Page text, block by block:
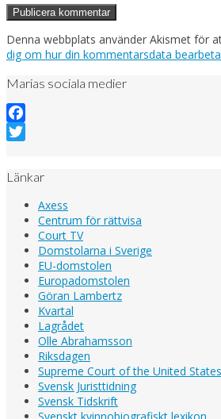
Denna webbplats använder Akismet för
dig om hur din kommentarsdata
Marias sociala medier
Facebook
Länkar
Axess
Centrum för rättvisa
Court TV
Domstolarna i Sverige
EU-domstolen
Europadomstolen
Göran Lambertz
Kvartal
Lagrådet
Olle Abrahamsson
Riksdagen
Supreme Court of the United States
Svensk Juristtidning
Svensk Tidskrift